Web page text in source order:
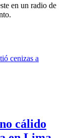
en un radio de
cálido